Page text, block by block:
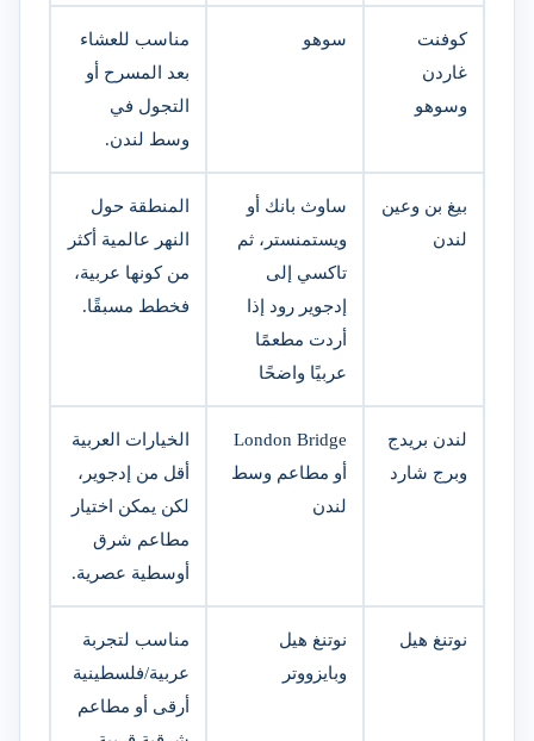
كوفنت
غاردن
وسوهو
سوهو
مناسب للعشاء
بعد المسرح أو
التجول في
وسط لندن.
بيغ بن وعين
لندن
ساوث بانك أو
ويستمنستر، ثم
تاكسي إلى
إدجوير رود إذا
أردت مطعمًا
عربيًا واضحًا
المنطقة حول
النهر عالمية أكثر
من كونها عربية،
فخطط مسبقًا.
لندن بريدج
وبرج شارد
London Bridge
أو مطاعم وسط
لندن
الخيارات العربية
أقل من إدجوير،
لكن يمكن اختيار
مطاعم شرق
أوسطية عصرية.
نوتنغ هيل
نوتنغ هيل
وبايزووتر
مناسب لتجربة
عربية/فلسطينية
أرقى أو مطاعم